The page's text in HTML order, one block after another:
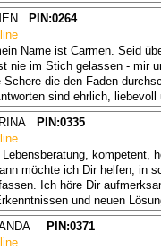
PIN:0264
Name ist Carmen. Seid
nie im Stich gelassen - mir
Schere die den Faden
sind ehrlich,
PIN:0335
Lebensberatung, kompetent,
möchte ich Dir helfen, in
Ich höre Dir
und neuen
PIN:0371